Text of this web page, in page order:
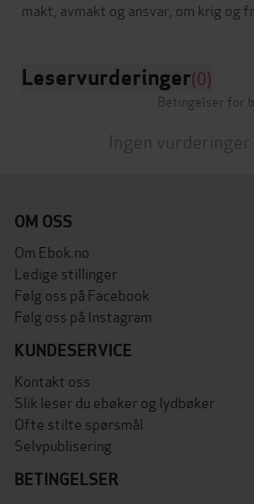
Leservurderinger(0)
Betingelser for
Ingen vurderinger
OM OSS
Om Ebok.no
Ledige stillinger
Følg oss på Facebook
Følg oss på Instagram
KUNDESERVICE
Kontakt oss
Slik leser du ebøker og lydbøker
Ofte stilte spørsmål
Selvpublisering
BETINGELSER